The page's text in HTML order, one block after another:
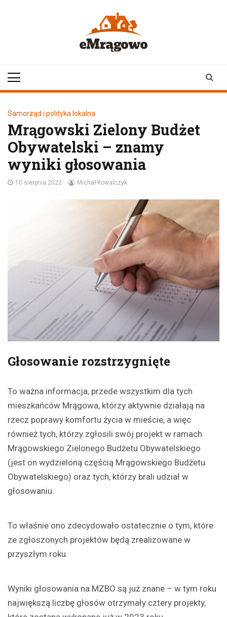
Samorząd i polityka lokalna
Mrągowski Zielony Budżet
Obywatelski – znamy
wyniki głosowania
10 sierpnia 2022 Michał Kowalczyk
Głosowanie rozstrzygnięte
To ważna informacja, przede wszystkim dla tych
mieszkańców Mrągowa, którzy aktywnie działają na
rzecz poprawy komfortu życia w mieście, a więc
również tych, którzy zgłosili swój projekt w ramach
Mrągowskiego Zielonego Budżetu Obywatelskiego
(jest on wydzieloną częścią Mrągowskiego Budżetu
Obywatelskiego) oraz tych, którzy brali udział w
głosowaniu.
To właśnie ono zdecydowało ostatecznie o tym, które
ze zgłoszonych projektów będą zrealizowane w
przyszłym roku.
Wyniki głosowania na MZBO są już znane – w tym roku
największą liczbę głosów otrzymały cztery projekty,